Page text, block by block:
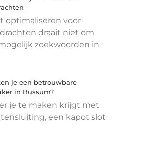
optimaliseren voor
draait niet om
zoekwoorden in
je een betrouwbare
in Bussum?
je te maken krijgt met
een kapot slot